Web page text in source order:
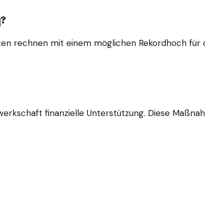
rechnen mit einem möglichen Rekordhoch für
finanzielle Unterstützung. Diese